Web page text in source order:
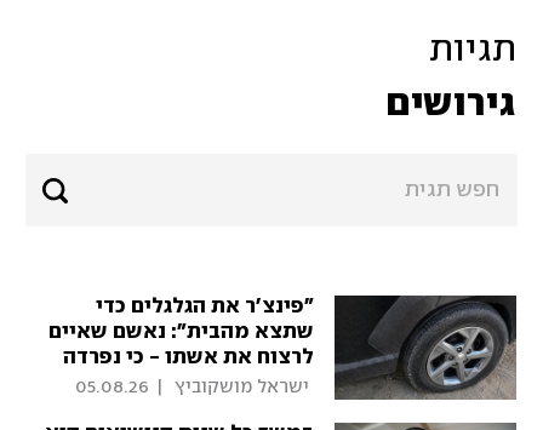
תגיות
גירושים
"פינצ'ר את הגלגלים כדי
שתצא מהבית": נאשם שאיים
לרצוח את אשתו - כי נפרדה
ממנו
ישראל מושקוביץ 05.08.26